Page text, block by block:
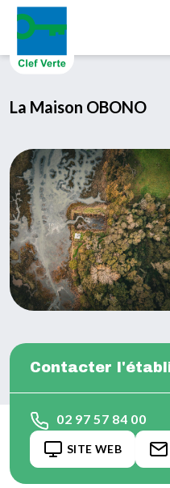
La Maison OBONO
Contacter
02 97 57 84 00
SITE WEB